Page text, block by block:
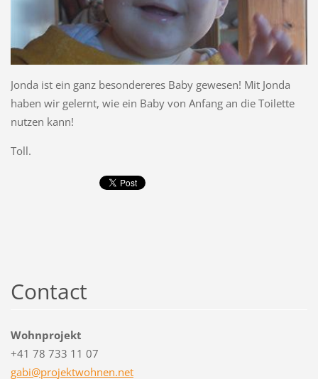
Jonda ist ein ganz besondereres Baby gewesen! Mit Jonda
haben wir gelernt, wie ein Baby von Anfang an die Toilette
nutzen kann!
Toll.
Contact
Wohnprojekt
+41 78 733 11 07
gabi@projektwohnen.net